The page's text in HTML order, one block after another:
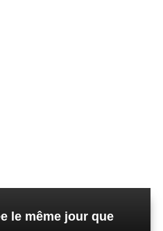
le même jour que